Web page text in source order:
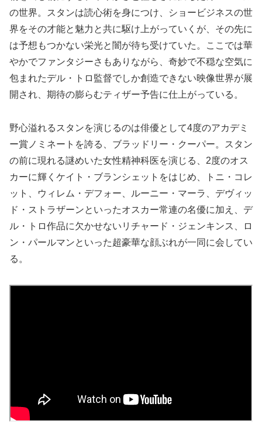
の世界。スタンは読心術を身につけ、ショービジネスの世
界をその才能と魅力と共に駆け上がっていくが、その先に
は予想もつかない栄光と闇が待ち受けていた。ここでは華
やかでファンタジーさもありながら、奇妙で不穏な空気に
包まれたデル・トロ監督でしか創造できない映像世界が展
開され、期待の膨らむティザー予告に仕上がっている。
野心溢れるスタンを演じるのは俳優として4度のアカデミ
ー賞ノミネートを誇る、ブラッドリー・クーパー。スタン
の前に現れる謎めいた女性精神科医を演じる、2度のオス
カーに輝くケイト・ブランシェットをはじめ、トニ・コレ
ット、ウィレム・デフォー、ルーニー・マーラ、デヴィッ
ド・ストラザーンといったオスカー常連の名優に加え、デ
ル・トロ作品に欠かせないリチャード・ジェンキンス、ロ
ン・パールマンといった超豪華な顔ぶれが一同に会してい
る。